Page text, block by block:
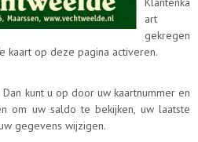
art
gekregen
kaart op deze pagina activeren.
kunt u op door uw kaartnummer en
om uw saldo te bekijken, uw laatste
gegevens wijzigen.